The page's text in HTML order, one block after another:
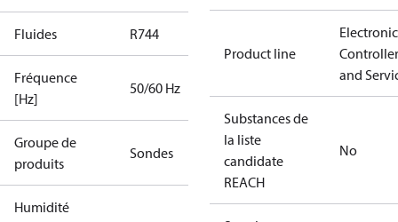
Fluides R744
Fréquence
[Hz]
50/60 Hz
Groupe de
produits
Sondes
Humidité
Product line
Electronic
and
Substances de
la liste
candidate
REACH
No